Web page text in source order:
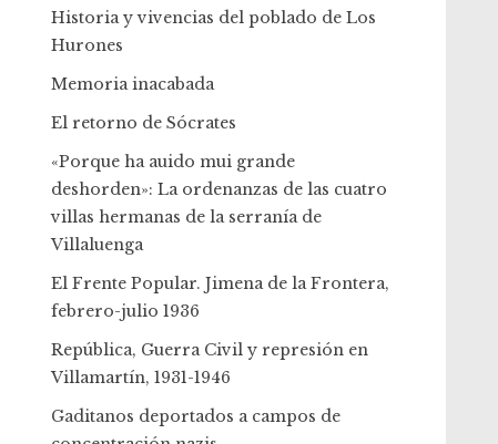
Historia y vivencias del poblado de Los
Hurones
Memoria inacabada
El retorno de Sócrates
«Porque ha auido mui grande
deshorden»: La ordenanzas de las cuatro
villas hermanas de la serranía de
Villaluenga
El Frente Popular. Jimena de la Frontera,
febrero-julio 1936
República, Guerra Civil y represión en
Villamartín, 1931-1946
Gaditanos deportados a campos de